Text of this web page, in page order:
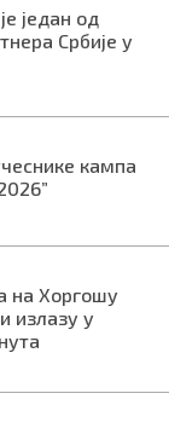
један од
Србије у
кампа
на Хоргошу
излазу у